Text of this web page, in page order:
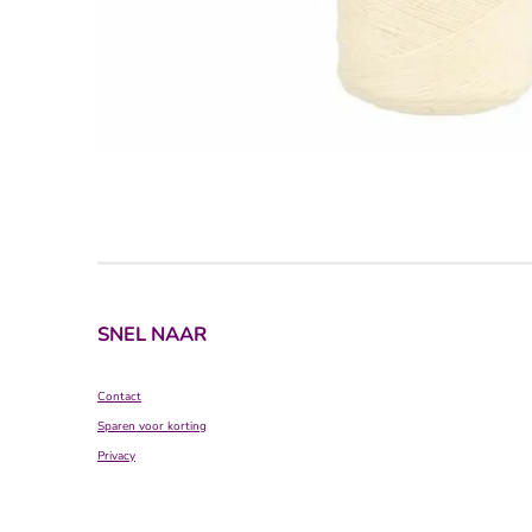
SNEL NAAR
Contact
Sparen voor korting
Privacy